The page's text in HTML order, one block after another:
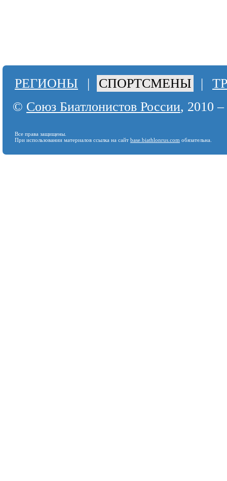
РЕГИОНЫ | СПОРТСМЕНЫ |
© Союз Биатлонистов России, 2010
Все права защищены.
При использовании материалов ссылка на сайт base.biathlonrus.com обязательна.